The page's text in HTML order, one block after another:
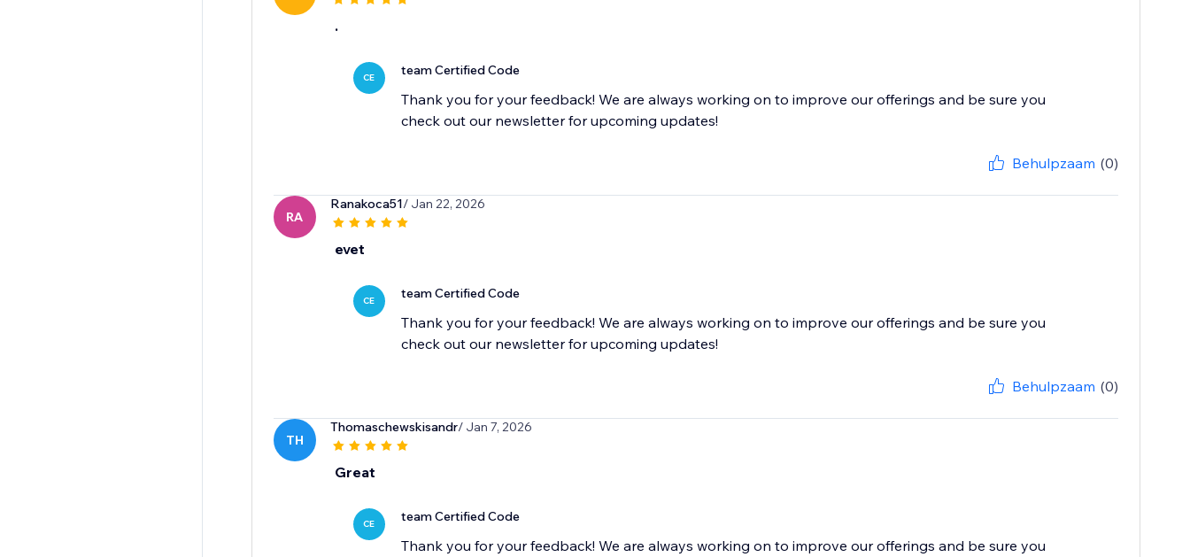
.
CE team Certified Code
Thank you for your feedback! We are always working on to improve our offerings and be sure you
check out our newsletter for upcoming updates!
Behulpzaam (0)
RA
Ranakoca51/ Jan 22, 2026
evet
CE team Certified Code
Thank you for your feedback! We are always working on to improve our offerings and be sure you
check out our newsletter for upcoming updates!
Behulpzaam (0)
TH
Thomaschewskisandr/ Jan 7, 2026
Great
CE team Certified Code
Thank you for your feedback! We are always working on to improve our offerings and be sure you